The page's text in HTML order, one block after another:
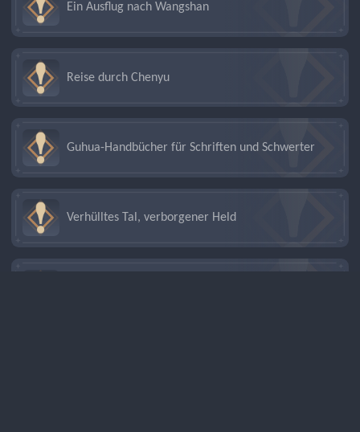
Ein Ausflug nach Wangshan
Reise durch Chenyu
Guhua-Handbücher für Schriften und Schwerter
Verhülltes Tal, verborgener Held